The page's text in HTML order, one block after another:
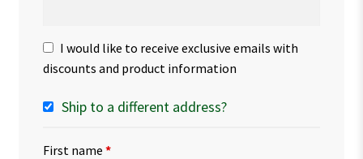
I would like to receive exclusive emails with
discounts and product information
Ship to a different address?
First name *